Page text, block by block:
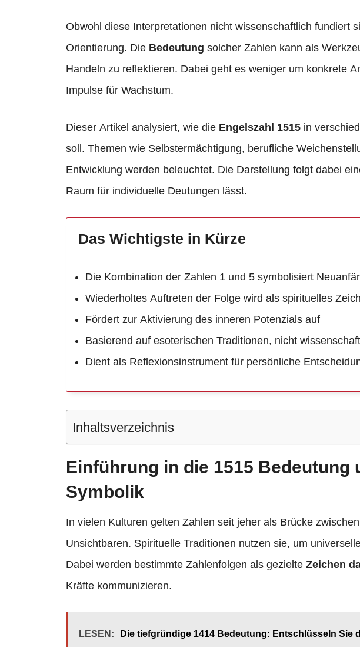
Obwohl diese Interpretationen nicht wissenschaftlich fundiert
Orientierung. Die Bedeutung solcher Zahlen kann als
Handeln zu reflektieren. Dabei geht es weniger um konkrete
Impulse für Wachstum.
Dieser Artikel analysiert, wie die Engelszahl 1515 in
soll. Themen wie Selbstermächtigung, berufliche
Entwicklung werden beleuchtet. Die Darstellung folgt dabei
Raum für individuelle Deutungen lässt.
Das Wichtigste in Kürze
Die Kombination der Zahlen 1 und 5 symbolisiert
Wiederholtes Auftreten der Folge wird als spirituelles
Fördert zur Aktivierung des inneren Potenzials auf
Basierend auf esoterischen Traditionen, nicht
Dient als Reflexionsinstrument für persönliche
Inhaltsverzeichnis
Einführung in die 1515 Bedeutung
Symbolik
In vielen Kulturen gelten Zahlen seit jeher als Brücke
Unsichtbaren. Spirituelle Traditionen nutzen sie, um
Dabei werden bestimmte Zahlenfolgen als gezielte Zeichen
Kräfte kommunizieren.
LESEN: Die tiefgründige 1414 Bedeutung: Entschlüsseln Sie